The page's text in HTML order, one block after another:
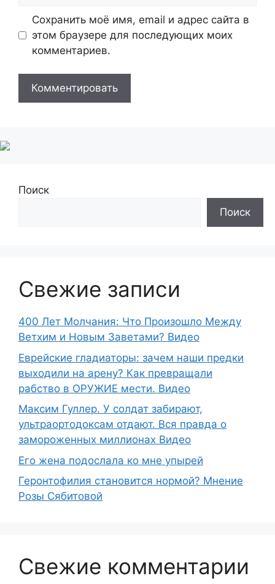
Сохранить моё имя, email и адрес сайта в
этом браузере для последующих моих
комментариев.
Поиск
Поиск
Свежие записи
400 Лет Молчания: Что Произошло Между
Ветхим и Новым Заветами? Видео
Еврейские гладиаторы: зачем наши предки
выходили на арену? Как превращали
рабство в ОРУЖИЕ мести. Видео
Максим Гуллер. У солдат забирают,
ультраортодоксам отдают. Вся правда о
замороженных миллионах Видео
Его жена подослала ко мне упырей
Геронтофилия становится нормой? Мнение
Розы Сябитовой
Свежие комментарии